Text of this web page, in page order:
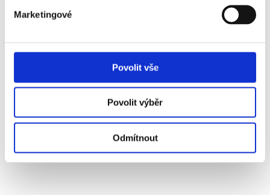
Marketingové
Povolit vše
Povolit výběr
Odmítnout
Příplatky za vstupenky vyšší kategorie
Bologna FC - SSC
Premium
+1 960 Kč